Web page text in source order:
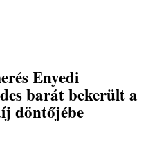
Enyedi
barát bekerült a
döntőjébe